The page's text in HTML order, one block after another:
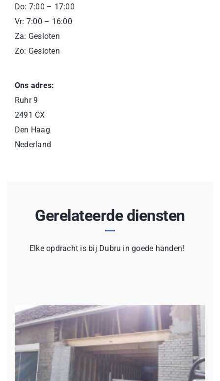
Do: 7:00 – 17:00
Vr: 7:00 – 16:00
Za: Gesloten
Zo: Gesloten
Ons adres:
Ruhr 9
2491 CX
Den Haag
Nederland
Gerelateerde diensten
Elke opdracht is bij Dubru in goede handen!